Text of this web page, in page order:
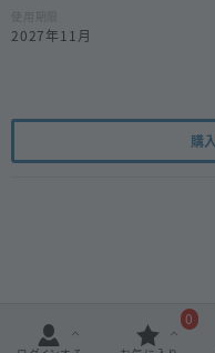
2027年11月
購
0